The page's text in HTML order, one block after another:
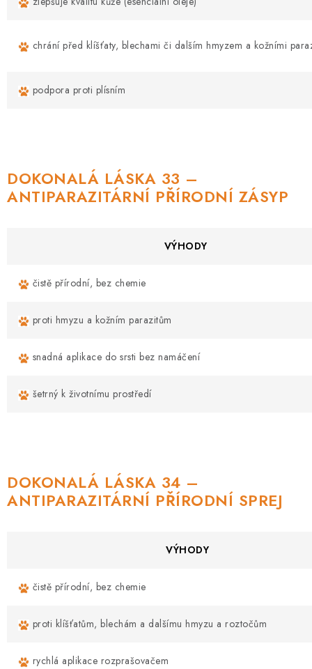
chrání před klíšťaty, blechami či dalším hmyzem a kožními
podpora proti plísním
DOKONALÁ LÁSKA 33 –
ANTIPARAZITÁRNÍ PŘÍRODNÍ ZÁSYP
VÝHODY
čistě přírodní, bez chemie
proti hmyzu a kožním parazitům
snadná aplikace do srsti bez namáčení
šetrný k životnímu prostředí
DOKONALÁ LÁSKA 34 –
ANTIPARAZITÁRNÍ PŘÍRODNÍ SPREJ
VÝHODY
čistě přírodní, bez chemie
proti klíšťatům, blechám a dalšímu hmyzu a roztočům
rychlá aplikace rozprašovačem